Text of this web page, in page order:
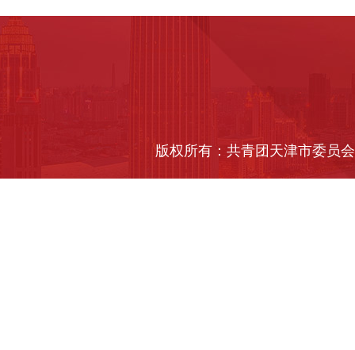
版权所有：共青团天津市委